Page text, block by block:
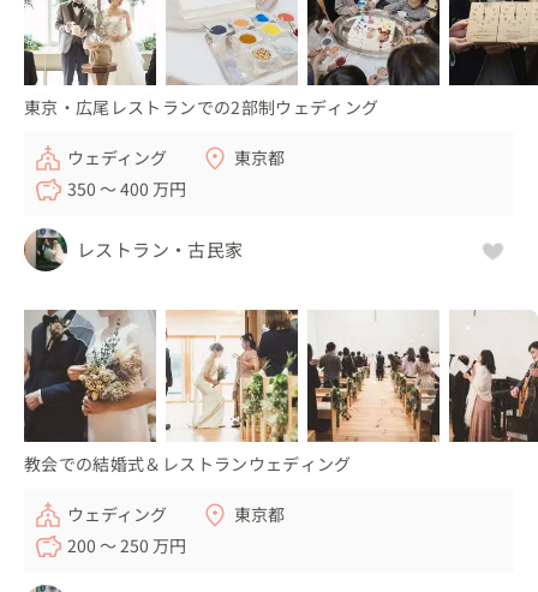
東京・広尾レストランでの2部制ウェディング
ウェディング
東京都
350 〜 400 万円
レストラン・古民家
教会での結婚式＆レストランウェディング
ウェディング
東京都
200 〜 250 万円